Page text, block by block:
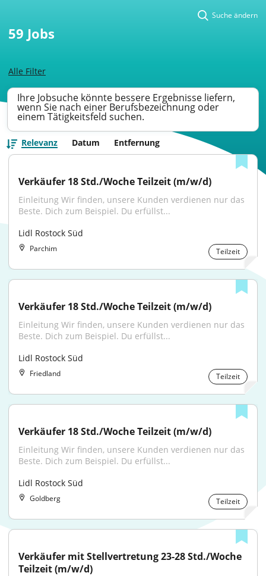
Alle Filter
Suche ändern
59 Jobs
Ihre Jobsuche könnte bessere Ergebnisse liefern,
wenn Sie nach einer Berufsbezeichnung oder
einem Tätigkeitsfeld suchen.
Relevanz Datum Entfernung
Verkäufer 18 Std./Woche Teilzeit (m/w/d)
Einleitung Wir finden, unsere Kunden verdienen nur das
Beste. Dich zum Beispiel. Du erfüllst...
Lidl Rostock Süd
Parchim Teilzeit
Verkäufer 18 Std./Woche Teilzeit (m/w/d)
Einleitung Wir finden, unsere Kunden verdienen nur das
Beste. Dich zum Beispiel. Du erfüllst...
Lidl Rostock Süd
Friedland Teilzeit
Verkäufer 18 Std./Woche Teilzeit (m/w/d)
Einleitung Wir finden, unsere Kunden verdienen nur das
Beste. Dich zum Beispiel. Du erfüllst...
Lidl Rostock Süd
Goldberg Teilzeit
Verkäufer mit Stellvertretung 23-28 Std./Woche
Teilzeit (m/w/d)